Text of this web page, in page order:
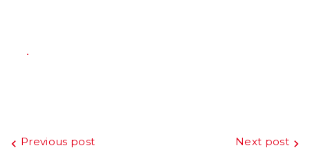
Beitragsnavigation
Previous post Next post